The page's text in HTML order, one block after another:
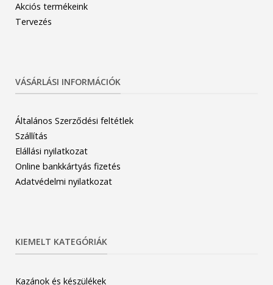
Akciós termékeink
Tervezés
VÁSÁRLÁSI INFORMÁCIÓK
Általános Szerződési feltétlek
Szállítás
Elállási nyilatkozat
Online bankkártyás fizetés
Adatvédelmi nyilatkozat
KIEMELT KATEGÓRIÁK
Kazánok és készülékek